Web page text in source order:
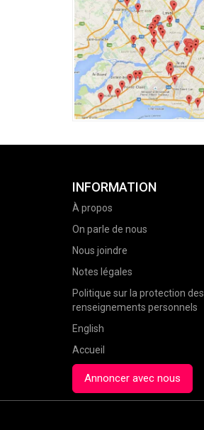
INFORMATION
À propos
On parle de nous
Nous joindre
Notes légales
Politique sur la protection des
renseignements personnels
English
Accueil
Annoncer avec nous